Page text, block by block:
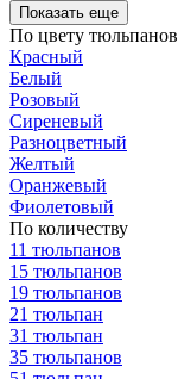
Показать еще
По цвету тюльпанов
Красный
Белый
Розовый
Сиреневый
Разноцветный
Желтый
Оранжевый
Фиолетовый
По количеству
11 тюльпанов
15 тюльпанов
19 тюльпанов
21 тюльпан
31 тюльпан
35 тюльпанов